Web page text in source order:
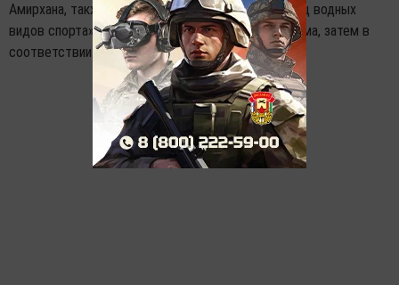
Амирхана, также без заезда на остановку «Дворец водных
видов спорта» проследует по улице Сибгата Хакима, затем в
соответствии со своей стандартной траекторией.